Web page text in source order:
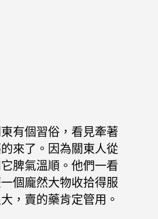
有個習俗，看見牽著
來了。因為關東人從
脾氣溫順。他們一看
個龐然大物收拾得服
，賣的藥肯定管用。